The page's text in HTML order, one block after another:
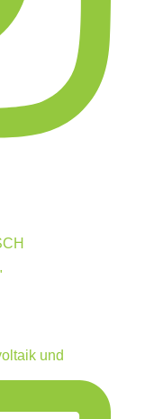
und